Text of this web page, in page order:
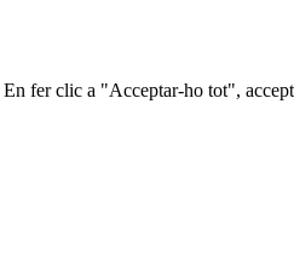
fer clic a "Acceptar-ho tot",